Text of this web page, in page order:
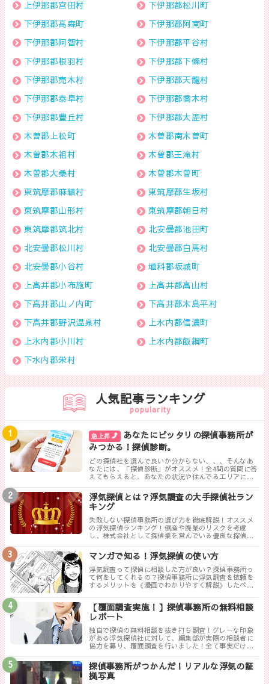
上伊那郡宮田村
下伊那郡松川町
下伊那郡高森町
下伊那郡阿南町
下伊那郡阿智村
下伊那郡平谷村
下伊那郡根羽村
下伊那郡下條村
下伊那郡売木村
下伊那郡天龍村
下伊那郡泰阜村
下伊那郡喬木村
下伊那郡豊丘村
下伊那郡大鹿村
木曽郡上松町
木曽郡南木曽町
木曽郡木祖村
木曽郡王滝村
木曽郡大桑村
木曽郡木曽町
東筑摩郡麻績村
東筑摩郡生坂村
東筑摩郡山形村
東筑摩郡朝日村
東筑摩郡筑北村
北安曇郡池田町
北安曇郡松川村
北安曇郡白馬村
北安曇郡小谷村
埴科郡坂城町
上高井郡小布施町
上高井郡高山村
下高井郡山ノ内町
下高井郡木島平村
下高井郡野沢温泉村
上水内郡信濃町
上水内郡小川村
上水内郡飯綱町
下水内郡栄村
人気記事ランキング
popularity
急上昇
あなたにピッタリの探偵事務所が
みつかる！探偵診断。
どの探偵社を選んで良いか分からない、、、そんなあ
なたには、「探偵診断」がオススメ！全4問の質問に答
えてもらえると、あなたの状況や住んでるエリアに対
つけることができます。
浮気探偵とは？浮気調査の大手探偵社ラン
キング
失敗しない探偵事務所の選び方を徹底解説！オススメ
の浮気探偵ランキング！倒産や廃業のリスクを考慮
し、株式会社として探偵業を営んでいる優良な探偵事
らに高い調査力が評判の探偵事務所を厳選しました。
マンガで知る！浮気探偵の使い方
浮気調査って探偵に相談した方が良い？探偵事務所っ
て何をしてくれるの？探偵事務所に浮気調査を依頼を
するメリットを《漫画でわかりやすく解説》したペー
【覆面調査実施！】探偵事務所の無料相談
レポート
独自で探偵の無料相談を抜き打ち調査！グレーな印象
がある浮気探偵社に対して、編集部が実際の相談者に
協力を募り、覆面調査を行いました！全て事実だけ書
探偵事務所がつかんだ！リアルな浮気の証
拠写真